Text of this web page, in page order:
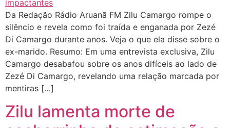
Da Redação Rádio Aruanã FM Zilu Camargo rompe o
silêncio e revela como foi traída e enganada por Zezé
Di Camargo durante anos. Veja o que ela disse sobre o
ex-marido. Resumo: Em uma entrevista exclusiva, Zilu
Camargo desabafou sobre os anos difíceis ao lado de
Zezé Di Camargo, revelando uma relação marcada por
mentiras […]
Zilu lamenta morte de